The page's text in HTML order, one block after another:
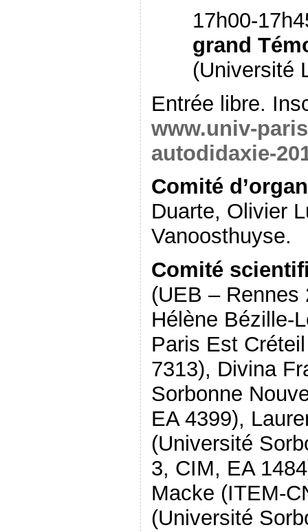
17h00-
grand
(Université
Entrée libre.
www.univ-
autodidaxie-
Comité
Duarte, Olivier
Vanoosthuyse.
Comité
(UEB – Rennes
Hélène Bézille-
Paris Est
7313), Divina
Sorbonne
EA 4399),
(Université
3, CIM, EA
Macke (ITEM-
(Université